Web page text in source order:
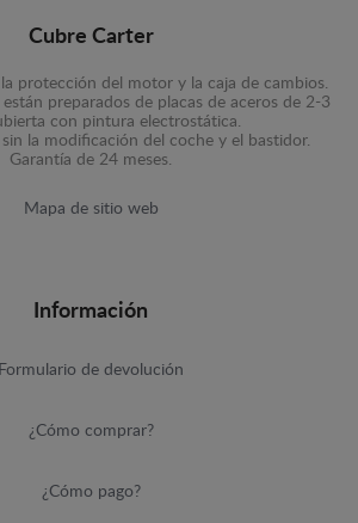
Cubre Carter
protección del motor y la caja de cambios.
preparados de placas de aceros de 2-3
con pintura electrostática.
la modificación del coche y el bastidor.
Garantía de 24 meses.
Mapa de sitio web
Información
Formulario de devolución
¿Cómo comprar?
¿Cómo pago?